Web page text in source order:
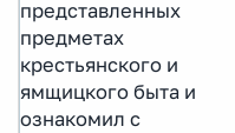
представленных
предметах
крестьянского и
ямщицкого быта и
ознакомил с